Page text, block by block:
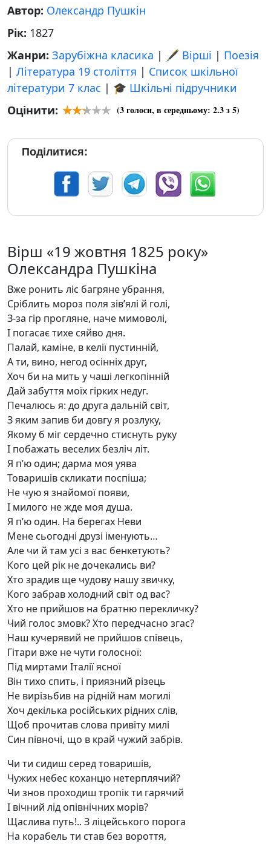
Автор: Олександр Пушкін
Рік: 1827
Жанри: Зарубіжна класика | 🖋️ Вірші | Поезія
| Література 19 століття | Список шкільної
літератури 7 клас | 🎓 Шкільні підручники
Оцінити:
(3голоси, в середньому: 2.3з 5)
Поділитися:
Вірш «19 жовтня 1825 року»
Олександра Пушкіна
Вже ронить ліс багряне убрання,
Сріблить мороз поля зів’ялі й голі,
З-за гір прогляне, наче мимоволі,
І погасає тихе сяйво дня.
Палай, каміне, в келії пустинній,
А ти, вино, негод осінніх друг,
Хоч би на мить у чаші легкопінній
Дай забуття моїх гірких недуг.
Печалюсь я: до друга дальній світ,
З яким запив би довгу я розлуку,
Якому б міг сердечно стиснуть руку
І побажать веселих безліч літ.
Я п’ю один; дарма моя уява
Товаришів скликати поспіша;
Не чую я знайомої появи,
І милого не жде моя душа.
Я п’ю один. На берегах Неви
Мене сьогодні друзі іменують…
Але чи й там усі з вас бенкетують?
Кого цей рік не дочекались ви?
Хто зрадив ще чудову нашу звичку,
Кого забрав холодний світ од вас?
Хто не прийшов на братню перекличку?
Чий голос змовк? Хто передчасно згас?
Наш кучерявий не прийшов співець,
Гітари вже не чути голосної:
Під миртами Італії ясної
Він тихо спить, і приязний різець
Не вирізьбив на рідній нам могилі
Хоч декілька російських рідних слів,
Щоб прочитав слова привіту милі
Син півночі, що в край чужий забрів.
Чи ти сидиш серед товаришів,
Чужих небес коханцю нетерплячий?
Чи знов проходиш тропік ти гарячий
І вічний лід опівнічних морів?
Щаслива путь!.. З ліцейського порога
На корабель ти став без вороття,